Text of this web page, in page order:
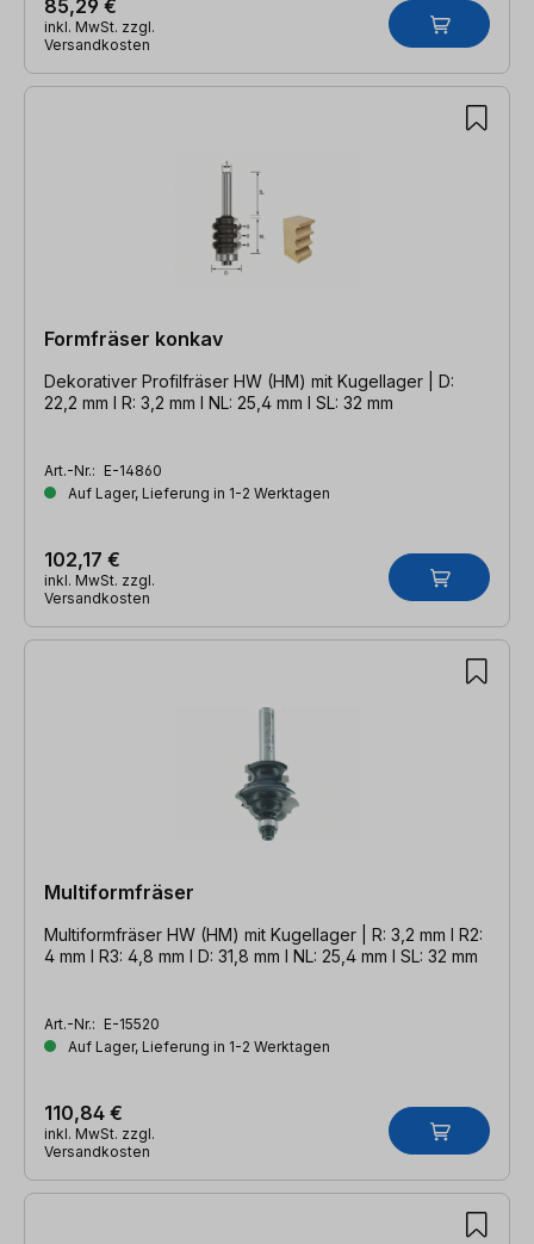
85,29 €
inkl. MwSt. zzgl.
Versandkosten
Formfräser konkav
Dekorativer Profilfräser HW (HM) mit Kugellager | D:
22,2 mm l R: 3,2 mm l NL: 25,4 mm l SL: 32 mm
Art.-Nr.: E-14860
Auf Lager, Lieferung in 1-2 Werktagen
102,17 €
inkl. MwSt. zzgl.
Versandkosten
Multiformfräser
Multiformfräser HW (HM) mit Kugellager | R: 3,2 mm l R2:
4 mm l R3: 4,8 mm l D: 31,8 mm l NL: 25,4 mm l SL: 32 mm
Art.-Nr.: E-15520
Auf Lager, Lieferung in 1-2 Werktagen
110,84 €
inkl. MwSt. zzgl.
Versandkosten